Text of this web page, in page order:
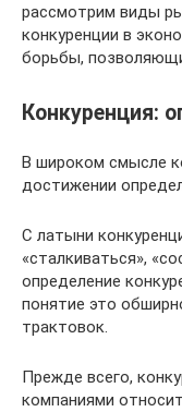
рассмотрим виды
конкуренции в
борьбы,
Конкуренция:
В широком смысле
достижении
С латыни
«сталкиваться»,
определение
понятие это
трактовок.
Прежде всего,
компаниями